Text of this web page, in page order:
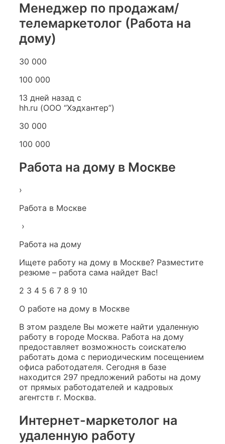
Менеджер по продажам/
телемаркетолог (Работа на
дому)
30 000
100 000
13 дней назад с
hh.ru (ООО “Хэдхантер”)
30 000
100 000
Работа на дому в Москве
›
Работа в Москве
›
Работа на дому
Ищете работу на дому в Москве? Разместите
резюме – работа сама найдет Вас!
2 3 4 5 6 7 8 9 10
О работе на дому в Москве
В этом разделе Вы можете найти удаленную
работу в городе Москва. Работа на дому
предоставляет возможность соискателю
работать дома с периодическим посещением
офиса работодателя. Сегодня в базе
находится 297 предложений работы на дому
от прямых работодателей и кадровых
агентств г. Москва.
Интернет-маркетолог на
удаленную работу